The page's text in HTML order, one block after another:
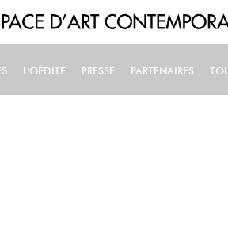
L'OÉDITE PRESSE PARTENAIRES